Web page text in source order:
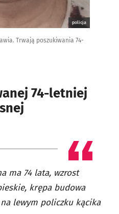
policja
Trwają poszukiwania 74-
74-letniej
ma 74 lata, wzrost
krępa budowa
na lewym policzku kącika